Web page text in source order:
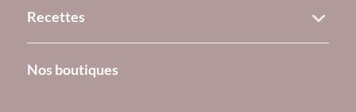
Recettes
Nos boutiques